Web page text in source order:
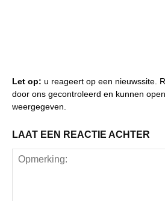
Let op: u reageert op een nieuwssite.
door ons gecontroleerd en kunnen
weergegeven.
LAAT EEN REACTIE ACHTER